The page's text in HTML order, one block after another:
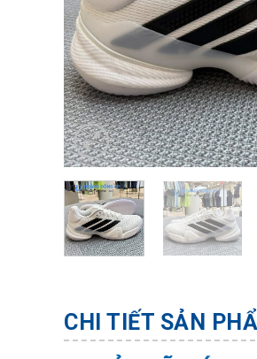
CHI TIẾT SẢN